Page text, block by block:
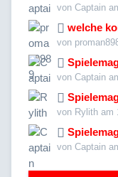
von Captain
welche
von
von Captain
von Rylith am
von Captain